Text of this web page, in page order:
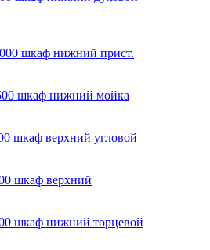
шкаф нижний прист.
шкаф нижний мойка
шкаф верхний угловой
шкаф верхний
шкаф нижний торцевой